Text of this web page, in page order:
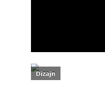
Dizajn